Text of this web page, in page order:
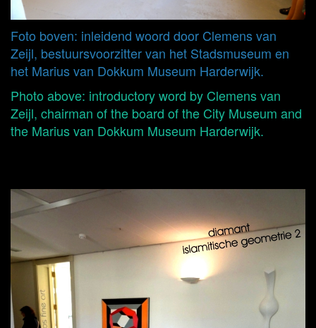
Foto boven: inleidend woord door Clemens van
Zeijl, bestuursvoorzitter van het Stadsmuseum en
het Marius van Dokkum Museum Harderwijk.
Photo above: introductory word by Clemens van
Zeijl, chairman of the board of the City Museum and
the Marius van Dokkum Museum Harderwijk.